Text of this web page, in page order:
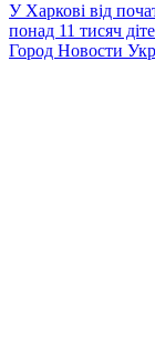
У Харкові від
понад 11 тисяч
Город Новости